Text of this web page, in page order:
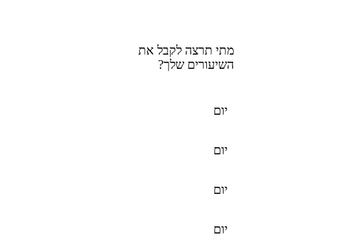
מתי תרצה לקבל את
השיעורים שלך?
יום
יום
יום
יום